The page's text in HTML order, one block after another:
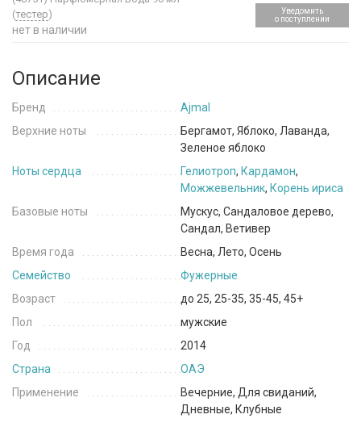
(тестер)
нет в наличии
Уведомить
о поступлении
Описание
Бренд
Ajmal
Верхние ноты
Бергамот, Яблоко, Лаванда,
Зеленое яблоко
Ноты сердца
Гелиотроп, Кардамон,
Можжевельник, Корень ириса
Базовые ноты
Мускус, Сандаловое дерево,
Сандал, Ветивер
Время года
Весна, Лето, Осень
Семейство
Фужерные
Возраст
до 25, 25-35, 35-45, 45+
Пол
мужские
Год
2014
Страна
ОАЭ
Применение
Вечерние, Для свиданий,
Дневные, Клубные